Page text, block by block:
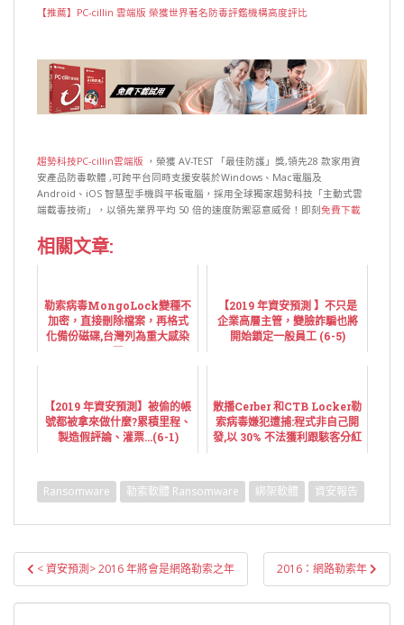
【推薦】PC-cillin 雲端版 榮獲世界著名防毒評鑑機構高度評比
趨勢科技PC-cillin雲端版 ，榮獲 AV-TEST 「最佳防護」獎,領先28 款家用資
安產品防毒軟體 ,可跨平台同時支援安裝於Windows、Mac電腦及
Android、iOS 智慧型手機與平板電腦，採用全球獨家趨勢科技「主動式雲
端截毒技術」，以領先業界平均 50 倍的速度防禦惡意威脅！即刻 免費下載
相關文章:
勒索病毒MongoLock變種不
加密，直接刪除檔案，再格式
化備份磁碟,台灣列為重大感染
區
【2019 年資安預測 】不只是
企業高層主管，變臉詐騙也將
開始鎖定一般員工 (6-5)
【2019 年資安預測】被偷的帳
號都被拿來做什麼?累積里程、
製造假評論、灌票...(6-1)
散播Cerber 和CTB Locker勒
索病毒嫌犯遭捕:程式非自己開
發,以 30% 不法獲利跟駭客分紅
Ransomware 勒索軟體 Ransomware 綁架軟體 資安報告
文
章
導
< 資安預測> 2016 年將會是網路勒索之年 2016：網路勒索年